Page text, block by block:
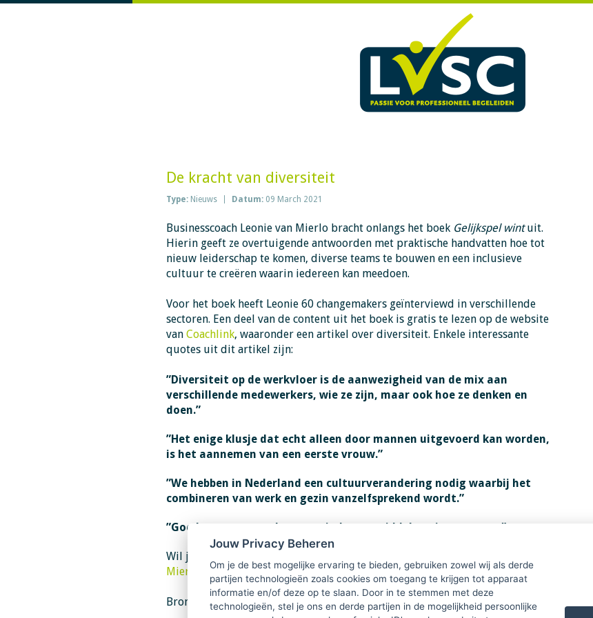
De kracht van diversiteit
Type: Nieuws Datum: 09 March 2021
Businesscoach Leonie van Mierlo bracht onlangs het boek Gelijkspel wintuit.
Hierin geeft ze overtuigende antwoorden met praktische handvatten hoe tot
nieuw leiderschap te komen, diverse teams te bouwen en een inclusieve
cultuur te creëren waarin iedereen kan meedoen.
Voor het boek heeft Leonie60 changemakers geïnterviewd in verschillende
sectoren. Een deel van de content uit het boek is gratis te lezen op de website
van Coachlink, waaronder een artikel over diversiteit. Enkele interessante
quotes uit dit artikel zijn:
”Diversiteit op de werkvloer is de aanwezigheid van de mix aan
verschillende medewerkers, wie ze zijn, maar ook hoe ze denken en
doen.”
”Het enige klusje dat echt alleen door mannen uitgevoerd kan worden,
is het aannemen van een eerste vrouw.”
”We hebben in Nederland een cultuurverandering nodig waarbij het
combineren van werk en gezin vanzelfsprekend wordt.”
”Goede vrouwen maken een einde aan middelmatige mannen.”
Wil je het hele artikel lezen? Ga naar:
Mierlo
Bron: Coachlink.nl
Jouw Privacy Beheren
Om je de best mogelijke ervaring te bieden, gebruiken zowel wij als derde
partijen technologieën zoals cookies om toegang te krijgen tot apparaat
informatie en/of deze op te slaan. Door in te stemmen met deze
technologieën, stel je ons en derde partijen in de mogelijkheid persoonlijke